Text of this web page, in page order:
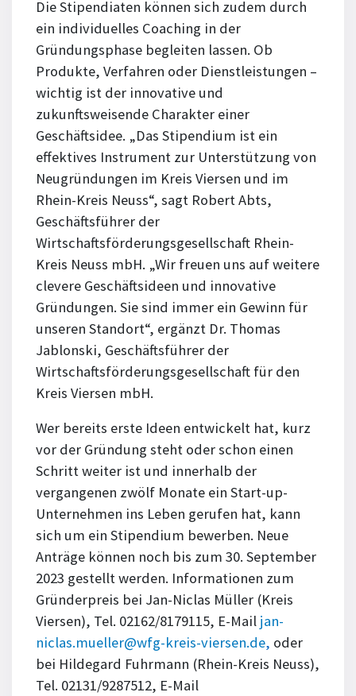
Die Stipendiaten können sich zudem durch
ein individuelles Coaching in der
Gründungsphase begleiten lassen. Ob
Produkte, Verfahren oder Dienstleistungen –
wichtig ist der innovative und
zukunftsweisende Charakter einer
Geschäftsidee. „Das Stipendium ist ein
effektives Instrument zur Unterstützung von
Neugründungen im Kreis Viersen und im
Rhein-Kreis Neuss“, sagt Robert Abts,
Geschäftsführer der
Wirtschaftsförderungsgesellschaft Rhein-
Kreis Neuss mbH. „Wir freuen uns auf weitere
clevere Geschäftsideen und innovative
Gründungen. Sie sind immer ein Gewinn für
unseren Standort“, ergänzt Dr. Thomas
Jablonski, Geschäftsführer der
Wirtschaftsförderungsgesellschaft für den
Kreis Viersen mbH.
Wer bereits erste Ideen entwickelt hat, kurz
vor der Gründung steht oder schon einen
Schritt weiter ist und innerhalb der
vergangenen zwölf Monate ein Start-up-
Unternehmen ins Leben gerufen hat, kann
sich um ein Stipendium bewerben. Neue
Anträge können noch bis zum 30. September
2023 gestellt werden. Informationen zum
Gründerpreis bei Jan-Niclas Müller (Kreis
Viersen), Tel. 02162/8179115, E-Mail jan-
niclas.mueller@wfg-kreis-viersen.de, oder
bei Hildegard Fuhrmann (Rhein-Kreis Neuss),
Tel. 02131/9287512, E-Mail